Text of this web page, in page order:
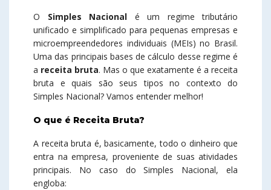
O Simples Nacional é um regime tributário
unificado e simplificado para pequenas empresas e
microempreendedores individuais (MEIs) no Brasil.
Uma das principais bases de cálculo desse regime é
a receita bruta. Mas o que exatamente é a receita
bruta e quais são seus tipos no contexto do
Simples Nacional? Vamos entender melhor!
O que é Receita Bruta?
A receita bruta é, basicamente, todo o dinheiro que
entra na empresa, proveniente de suas atividades
principais. No caso do Simples Nacional, ela
engloba: